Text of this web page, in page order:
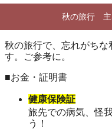
秋の旅行 主
秋の旅行で、忘れがち
す。ご参考に。
■お金・証明書
健康保険証
旅先での病気、怪
う！